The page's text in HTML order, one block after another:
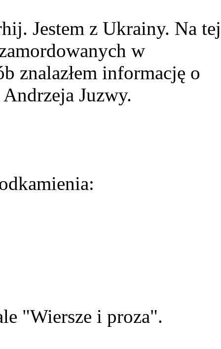
Jestem z Ukrainy. Na tej
w
znalazłem informację o
Juzwy.
"Wiersze i proza".